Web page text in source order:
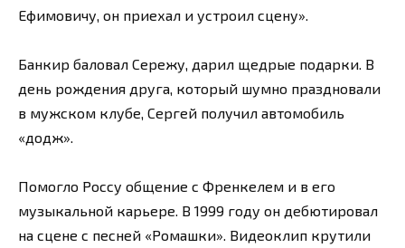
Ефимовичу, он приехал и устроил сцену».
Банкир баловал Сережу, дарил щедрые подарки. В
день рождения друга, который шумно праздновали
в мужском клубе, Сергей получил автомобиль
«додж».
Помогло Россу общение с Френкелем и в его
музыкальной карьере. В 1999 году он дебютировал
на сцене с песней «Ромашки». Видеоклип крутили